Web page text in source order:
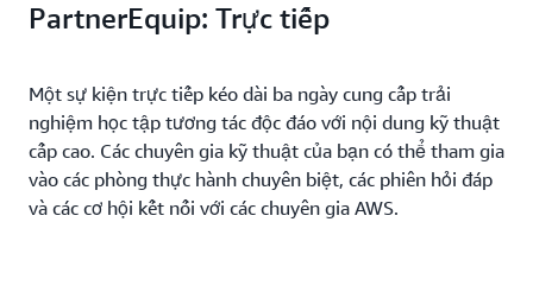
PartnerEquip: Trực tiếp
Một sự kiện trực tiếp kéo dài ba ngày cung cấp trải
nghiệm học tập tương tác độc đáo với nội dung kỹ thuật
cấp cao. Các chuyên gia kỹ thuật của bạn có thể tham gia
vào các phòng thực hành chuyên biệt, các phiên hỏi đáp
và các cơ hội kết nối với các chuyên gia AWS.